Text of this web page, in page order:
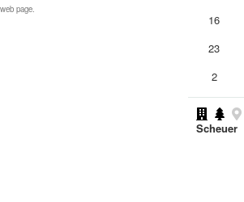
page.
16
23
2
Scheuer